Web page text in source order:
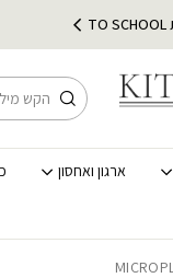
חיפוש
ארגון ואחסון